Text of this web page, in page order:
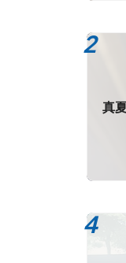
真